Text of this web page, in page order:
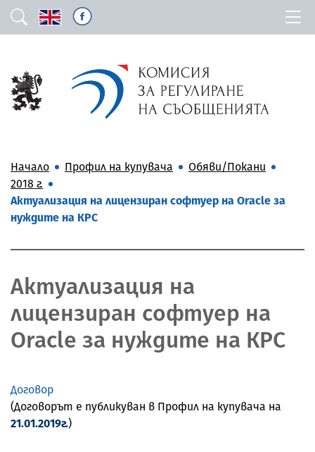
Начало Профил на купувача
Обяви/Покани
2018 г.
Актуализация на лицензиран софтуер на Oracle за
нуждите на КРС
Актуализация на
лицензиран софтуер на
Oracle за нуждите на КРС
Договор
(Договорът е публикуван в Профил на купувача на
21.01.2019г.)